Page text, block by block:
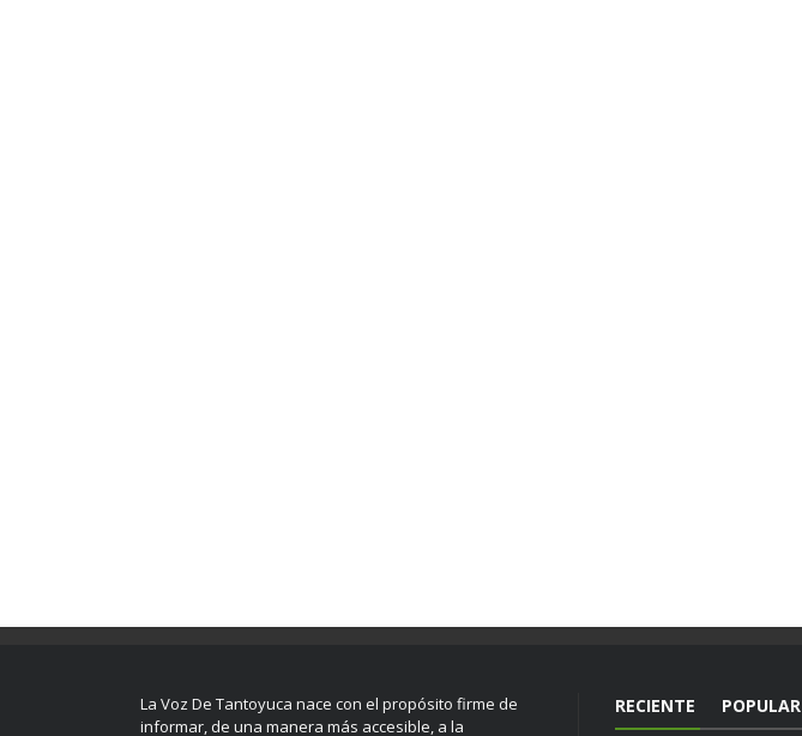
La Voz De Tantoyuca nace con el propósito firme de
informar, de una manera más accesible, a la
RECIENTE POPULAR